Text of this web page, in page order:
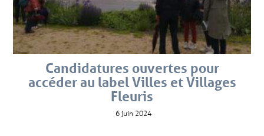
Candidatures ouvertes pour
accéder au label Villes et Villages
Fleuris
6 juin 2024